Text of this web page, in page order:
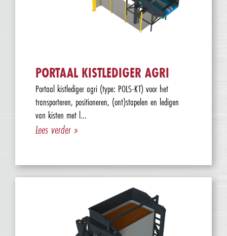
PORTAAL KISTLEDIGER AGRI
Portaal kistlediger agri (type: POLS-KT) voor het
transporteren, positioneren, (ont)stapelen en ledigen
van kisten met l...
Lees verder »